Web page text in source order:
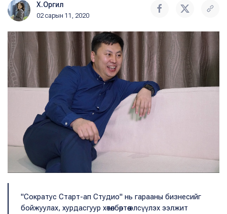
Х.Оргил
02 сарын 11, 2020
"Сократус Старт-ап Студио" нь гарааны бизнесийг
бойжуулах, хурдасгуур хөтөлбөртөө элсүүлэх ээлжит